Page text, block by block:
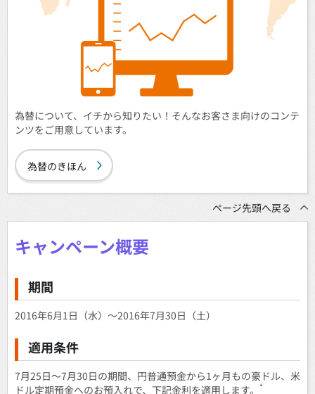
為替について、イチから知りたい！そんなお客さま向けのコンテ
ンツをご用意しています。
為替のきほん
ページ先頭へ戻る
キャンペーン概要
期間
2016年6月1日（水）～2016年7月30日（土）
適用条件
7月25日～7月30日の期間、円普通預金から1ヶ月もの豪ドル、米
ドル定期預金へのお預入れで、下記金利を適用します。
*